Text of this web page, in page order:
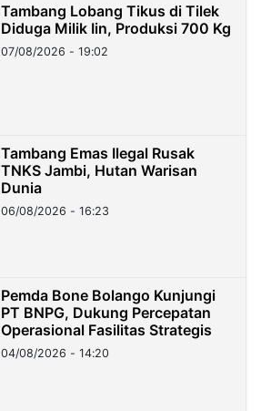
Tambang Lobang Tikus di Tilek
Diduga Milik Iin, Produksi 700 Kg
07/08/2026 - 19:02
Tambang Emas Ilegal Rusak
TNKS Jambi, Hutan Warisan
Dunia
06/08/2026 - 16:23
Pemda Bone Bolango Kunjungi
PT BNPG, Dukung Percepatan
Operasional Fasilitas Strategis
04/08/2026 - 14:20